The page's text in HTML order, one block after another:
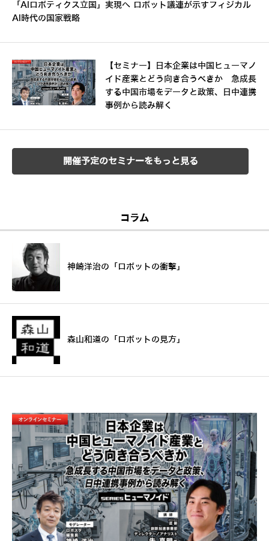
「AIロボティクス立国」実現へ ロボット議連が示すフィジカル
AI時代の国家戦略
【セミナー】日本企業は中国ヒューマノ
イド産業とどう向き合うべきか 急成長
する中国市場をデータと政策、日中連携
事例から読み解く
開催予定のセミナーをもっと見る
コラム
神崎洋治の「ロボットの衝撃」
森山和道の「ロボットの見方」